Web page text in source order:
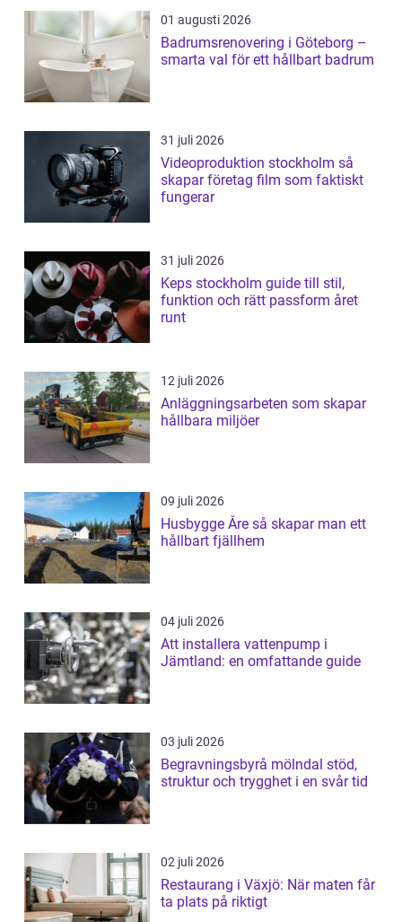
01 augusti 2026
Badrumsrenovering i Göteborg –
smarta val för ett hållbart badrum
31 juli 2026
Videoproduktion stockholm så
skapar företag film som faktiskt
fungerar
31 juli 2026
Keps stockholm guide till stil,
funktion och rätt passform året
runt
12 juli 2026
Anläggningsarbeten som skapar
hållbara miljöer
09 juli 2026
Husbygge Åre så skapar man ett
hållbart fjällhem
04 juli 2026
Att installera vattenpump i
Jämtland: en omfattande guide
03 juli 2026
Begravningsbyrå mölndal stöd,
struktur och trygghet i en svår tid
02 juli 2026
Restaurang i Växjö: När maten får
ta plats på riktigt